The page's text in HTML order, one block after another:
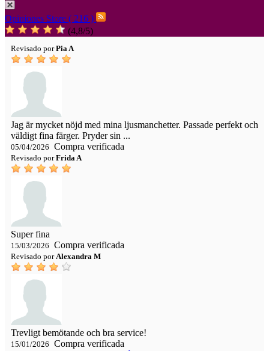
Opiniones Store ( 216 )
(4,8/5)
Revisado porPia A
Jag är mycket nöjd med mina ljusmanchetter. Passade perfekt och
väldigt fina färger. Pryder sin ...
05/04/2026 Compra verificada
Revisado porFrida A
Super fina
15/03/2026 Compra verificada
Revisado por Alexandra M
Trevligt bemötande och bra service!
15/01/2026 Compra verificada